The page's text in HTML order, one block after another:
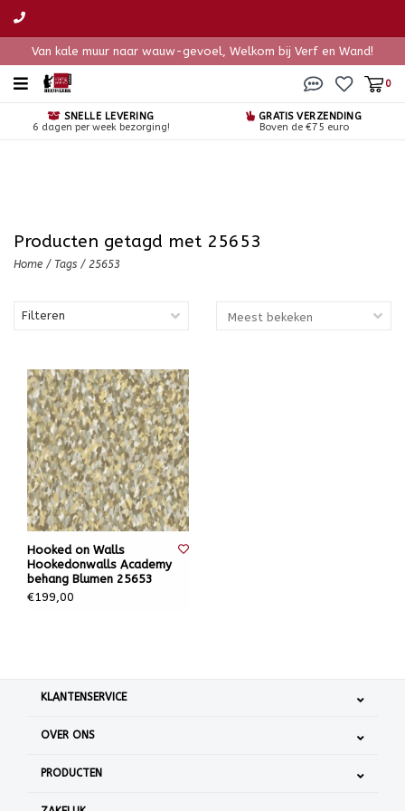
Van kale muur naar wauw-gevoel, Welkom bij Verf en Wand!
0
SNELLE LEVERING
6 dagen per week bezorging!
GRATIS VERZENDING
Boven de €75 euro
Producten getagd met 25653
Home / Tags / 25653
Filteren
Hooked on Walls
Hookedonwalls Academy
behang Blumen 25653
€199,00
KLANTENSERVICE
OVER ONS
PRODUCTEN